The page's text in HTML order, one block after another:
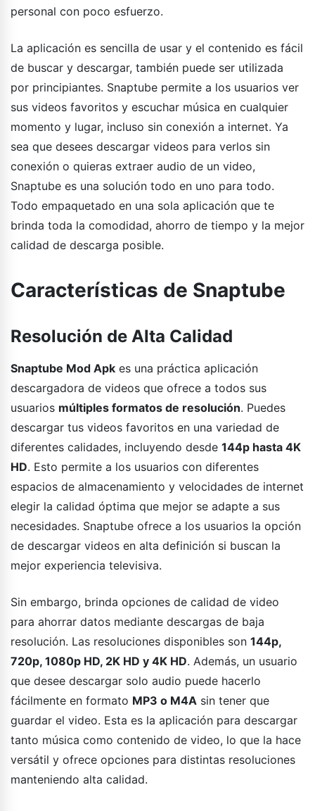
personal con poco esfuerzo.
La aplicación es sencilla de usar y el contenido es fácil
de buscar y descargar, también puede ser utilizada
por principiantes. Snaptube permite a los usuarios ver
sus videos favoritos y escuchar música en cualquier
momento y lugar, incluso sin conexión a internet. Ya
sea que desees descargar videos para verlos sin
conexión o quieras extraer audio de un video,
Snaptube es una solución todo en uno para todo.
Todo empaquetado en una sola aplicación que te
brinda toda la comodidad, ahorro de tiempo y la mejor
calidad de descarga posible.
Características de Snaptube
Resolución de Alta Calidad
Snaptube Mod Apk es una práctica aplicación
descargadora de videos que ofrece a todos sus
usuarios múltiples formatos de resolución. Puedes
descargar tus videos favoritos en una variedad de
diferentes calidades, incluyendo desde 144p hasta 4K
HD. Esto permite a los usuarios con diferentes
espacios de almacenamiento y velocidades de internet
elegir la calidad óptima que mejor se adapte a sus
necesidades. Snaptube ofrece a los usuarios la opción
de descargar videos en alta definición si buscan la
mejor experiencia televisiva.
Sin embargo, brinda opciones de calidad de video
para ahorrar datos mediante descargas de baja
resolución. Las resoluciones disponibles son 144p,
720p, 1080p HD, 2K HD y 4K HD. Además, un usuario
que desee descargar solo audio puede hacerlo
fácilmente en formato MP3 o M4A sin tener que
guardar el video. Esta es la aplicación para descargar
tanto música como contenido de video, lo que la hace
versátil y ofrece opciones para distintas resoluciones
manteniendo alta calidad.